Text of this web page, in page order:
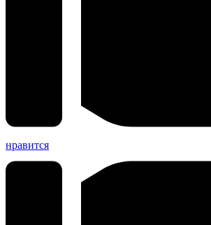
нравится